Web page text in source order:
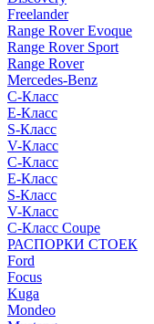
Freelander
Range Rover Evoque
Range Rover Sport
Range Rover
Mercedes-Benz
C-Класс
E-Класс
S-Класс
V-Класс
C-Класс
E-Класс
S-Класс
V-Класс
C-Класс Coupe
РАСПОРКИ СТОЕК
Ford
Focus
Kuga
Mondeo